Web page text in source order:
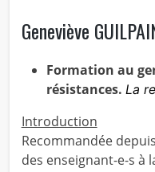
Geneviève
Formation au
résistances. La
Introduction
Recommandée
des enseignant-e-s à